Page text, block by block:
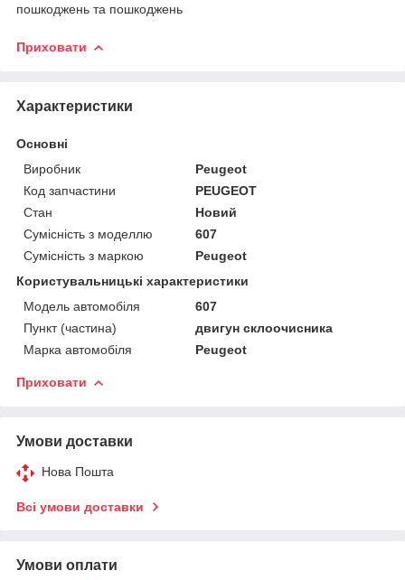
пошкоджень та пошкоджень
Приховати
Характеристики
Основні
Виробник
Peugeot
Код запчастини
PEUGEOT
Стан
Новий
Сумісність з моделлю
607
Сумісність з маркою
Peugeot
Користувальницькі характеристики
Модель автомобіля
607
Пункт (частина)
двигун склоочисника
Марка автомобіля
Peugeot
Приховати
Умови доставки
Нова Пошта
Всі умови доставки
Умови оплати